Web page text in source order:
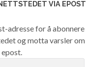
VIA EPOST
adresse for å abonnere
og motta varsler om